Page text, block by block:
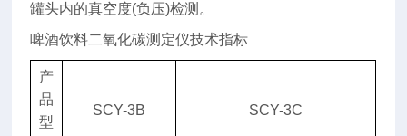
罐头内的真空度(负压)检测。
啤酒饮料二氧化碳测定仪技术指标
产
品
型
SCY-3B SCY-3C